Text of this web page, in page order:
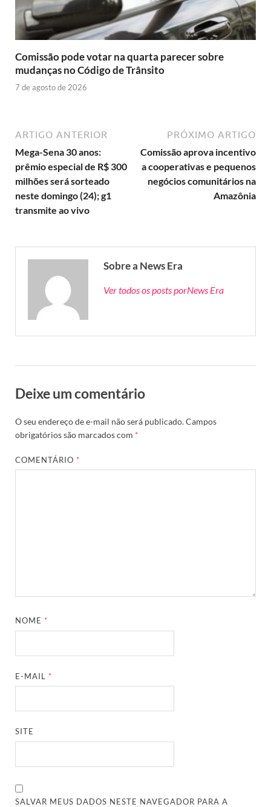
Comissão pode votar na quarta parecer sobre
mudanças no Código de Trânsito
7 de agosto de 2026
ARTIGO ANTERIOR
Mega-Sena 30 anos:
prêmio especial de R$ 300
milhões será sorteado
neste domingo (24); g1
transmite ao vivo
PRÓXIMO ARTIGO
Comissão aprova incentivo
a cooperativas e pequenos
negócios comunitários na
Amazônia
Sobre a News Era
Ver todos os posts porNews Era
Deixe um comentário
O seu endereço de e-mail não será publicado.Campos
obrigatórios são marcados com *
COMENTÁRIO*
NOME*
E-MAIL*
SITE
SALVAR MEUS DADOS NESTE NAVEGADOR PARA A